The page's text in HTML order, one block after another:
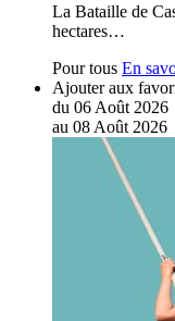
La Bataille de
hectares…
Pour tous En
Ajouter aux
du 06 Août 2026
au 08 Août 2026